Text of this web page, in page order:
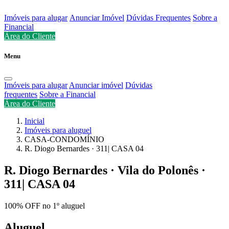
Imóveis para alugar Anunciar Imóvel Dúvidas Frequentes Sobre a
Financial
Área do Cliente
Menu
Imóveis para alugar Anunciar imóvel Dúvidas
frequentes Sobre a Financial
Área do Cliente
Inicial
Imóveis para aluguel
CASA-CONDOMÍNIO
R. Diogo Bernardes · 311| CASA 04
R. Diogo Bernardes · Vila do Polonês ·
311| CASA 04
100% OFF no 1º aluguel